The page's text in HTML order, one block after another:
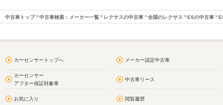
中古車トップ 中古車検索：メーカー一覧 レクサスの中古車 全国のレクサス ESの中古車
カーセンサートップへ メーカー認定中古車
カーセンサー
アフター保証対象車
中古車リース
お気に入り 閲覧履歴